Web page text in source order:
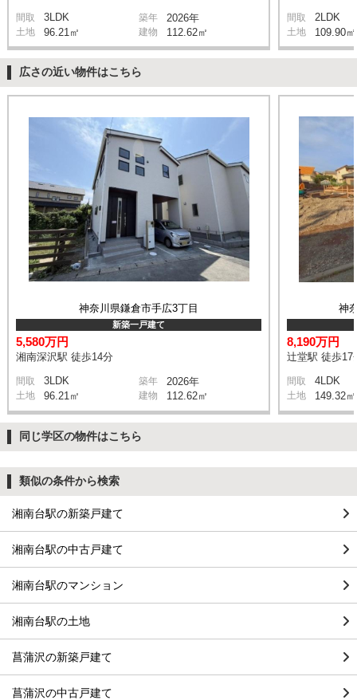
間取 3LDK 築年 2026年
土地 96.21㎡ 建物 112.62㎡
間取 2LDK
土地 109.90㎡
広さの近い物件はこちら
神奈川県鎌倉市手広3丁目
新築一戸建て
5,580万円
湘南深沢駅 徒歩14分
間取 3LDK 築年 2026年
土地 96.21㎡ 建物 112.62㎡
神
8,190万円
辻堂駅 徒歩17
間取 4LDK
土地 149.32㎡
同じ学区の物件はこちら
類似の条件から検索
湘南台駅の新築戸建て
湘南台駅の中古戸建て
湘南台駅のマンション
湘南台駅の土地
菖蒲沢の新築戸建て
菖蒲沢の中古戸建て